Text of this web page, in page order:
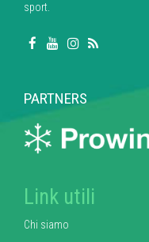
sport.
PARTNERS
Link utili
Chi siamo